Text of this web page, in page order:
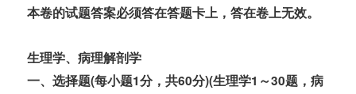
本卷的试题答案必须答在答题卡上 ，答在卷上无效。
生理学、病理解剖学
一、选择题(每小题1分，共60分)(生理学1～30题，病